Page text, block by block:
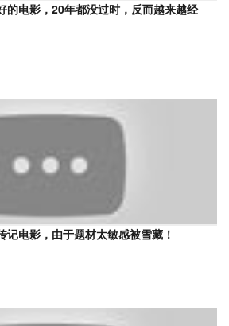
的电影，20年都没过时，反而越来越经
记电影，由于题材太敏感被雪藏！